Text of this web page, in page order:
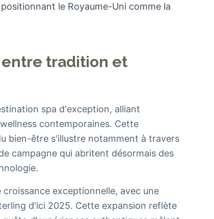
le Royaume-Uni comme la
tradition et
spa d'exception, alliant
contemporaines. Cette
bien-être s'illustre notamment à travers
campagne qui abritent désormais des
croissance exceptionnelle, avec une
d'ici 2025. Cette expansion reflète